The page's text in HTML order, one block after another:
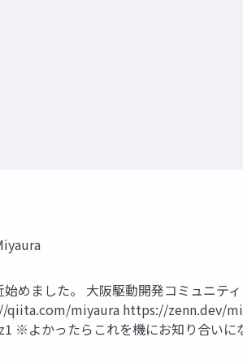
めました。 大阪駆動開発コミュニテ
qiita.com/miyaura https://zenn.dev/
※よかったらこれを機にお知り合いに